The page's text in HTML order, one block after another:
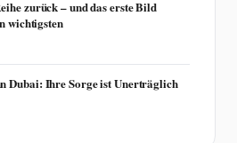
zurück – und das erste Bild
wichtigsten
Dubai: Ihre Sorge ist Unerträglich